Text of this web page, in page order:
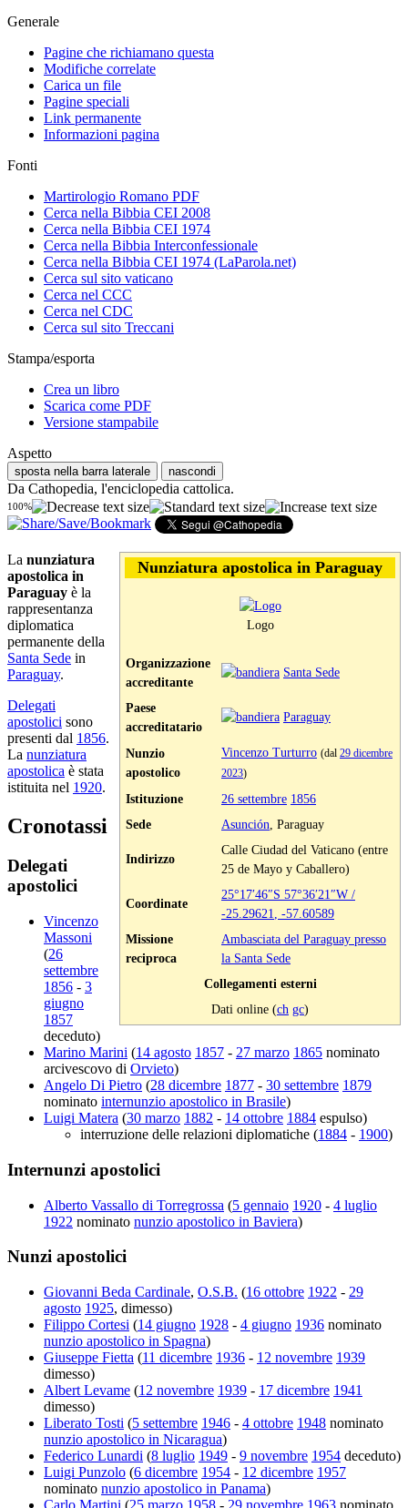
Generale
Pagine che richiamano questa
Modifiche correlate
Carica un file
Pagine speciali
Link permanente
Informazioni pagina
Fonti
Martirologio Romano PDF
Cerca nella Bibbia CEI 2008
Cerca nella Bibbia CEI 1974
Cerca nella Bibbia Interconfessionale
Cerca nella Bibbia CEI 1974 (LaParola.net)
Cerca sul sito vaticano
Cerca nel CCC
Cerca nel CDC
Cerca sul sito Treccani
Stampa/esporta
Crea un libro
Scarica come PDF
Versione stampabile
Aspetto
sposta nella barra laterale nascondi
Da Cathopedia, l'enciclopedia cattolica.
100%
Nunziatura apostolica in Paraguay
Logo
Organizzazione
accreditante
Santa Sede
Paese
accreditatario
Paraguay
Nunzio
apostolico
Vincenzo Turturro (dal 29 dicembre
2023)
Istituzione 26 settembre 1856
Sede
Asunción , Paraguay
Indirizzo
Calle Ciudad del Vaticano (entre
25 de Mayo y Caballero)
Coordinate
25°17′46″S 57°36′21″W /
-25.29621
-57.60589
Missione
reciproca
Ambasciata del Paraguay presso
la Santa Sede
Collegamenti esterni
Dati online (ch gc)
La nunziatura
apostolica in
Paraguay è la
rappresentanza
diplomatica
permanente della
Santa Sede in
Paraguay.
Delegati
apostolici sono
presenti dal 1856.
La nunziatura
apostolica è stata
istituita nel 1920.
Cronotassi
Delegati
apostolici
Vincenzo
Massoni
(26
settembre
1856 - 3
giugno
1857
deceduto)
Marino Marini (14 agosto 1857 - 27 marzo 1865 nominato
arcivescovo di Orvieto)
Angelo Di Pietro (28 dicembre 1877 - 30 settembre 1879
nominato internunzio apostolico in Brasile)
Luigi Matera (30 marzo 1882 - 14 ottobre 1884 espulso)
interruzione delle relazioni diplomatiche (1884 - 1900)
Internunzi apostolici
Alberto Vassallo di Torregrossa (5 gennaio 1920 - 4 luglio
1922 nominato nunzio apostolico in Baviera)
Nunzi apostolici
Giovanni Beda Cardinale, O.S.B. (16 ottobre 1922 - 29
agosto 1925, dimesso)
Filippo Cortesi (14 giugno 1928 - 4 giugno 1936 nominato
nunzio apostolico in Spagna)
Giuseppe Fietta (11 dicembre 1936 - 12 novembre 1939
dimesso)
Albert Levame (12 novembre 1939 - 17 dicembre 1941
dimesso)
Liberato Tosti (5 settembre 1946 - 4 ottobre 1948 nominato
nunzio apostolico in Nicaragua)
Federico Lunardi (8 luglio 1949 - 9 novembre 1954 deceduto)
Luigi Punzolo (6 dicembre 1954 - 12 dicembre 1957
nominato nunzio apostolico in Panama)
Carlo Martini (25 marzo 1958 - 29 novembre 1963 nominato